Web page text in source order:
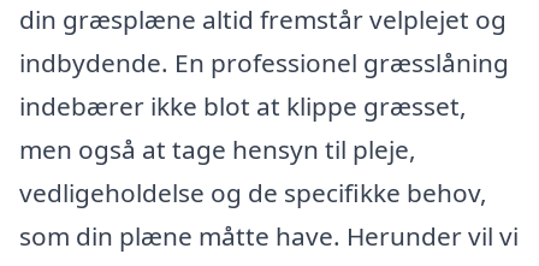
din græsplæne altid fremstår velplejet og
indbydende. En professionel græsslåning
indebærer ikke blot at klippe græsset,
men også at tage hensyn til pleje,
vedligeholdelse og de specifikke behov,
som din plæne måtte have. Herunder vil vi